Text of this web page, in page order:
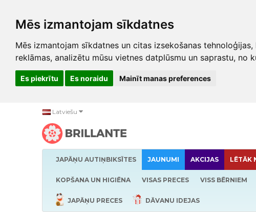
Mēs izmantojam sīkdatnes
Mēs izmantojam sīkdatnes un citas izsekošanas
reklāmas, analizētu mūsu vietnes datplūsmu un saprastu, no
Es piekrītu Es noraidu Mainīt manas preferences
Latviešu
JAPĀŅU AUTIŅBIKSĪTES JAUNUMI AKCIJAS LĒTĀK
KOPŠANA UN HIGIĒNA VISAS PRECES VISS BĒRNIEM
JAPĀŅU PRECES DĀVANU IDEJAS